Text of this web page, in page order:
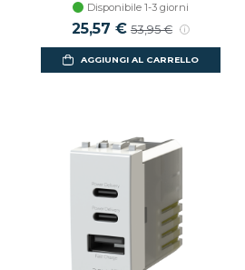
Disponibile 1-3 giorni
25,57 € 53,95 €
AGGIUNGI AL CARRELLO